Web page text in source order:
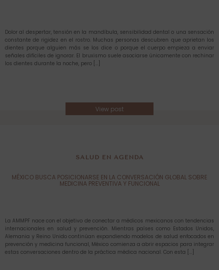
Dolor al despertar, tensión en la mandíbula, sensibilidad dental o una sensación
constante de rigidez en el rostro. Muchas personas descubren que aprietan los
dientes porque alguien más se los dice o porque el cuerpo empieza a enviar
señales difíciles de ignorar. El bruxismo suele asociarse únicamente con rechinar
los dientes durante la noche, pero […]
View post
SALUD EN AGENDA
MÉXICO BUSCA POSICIONARSE EN LA CONVERSACIÓN GLOBAL SOBRE
MEDICINA PREVENTIVA Y FUNCIONAL
La AMMPF nace con el objetivo de conectar a médicos mexicanos con tendencias
internacionales en salud y prevención. Mientras países como Estados Unidos,
Alemania y Reino Unido continúan expandiendo modelos de salud enfocados en
prevención y medicina funcional, México comienza a abrir espacios para integrar
estas conversaciones dentro de la práctica médica nacional. Con esta […]